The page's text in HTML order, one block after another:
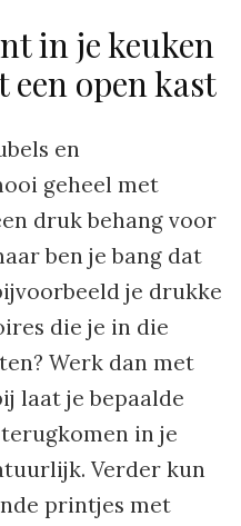
in je keuken
open kast
en
geheel met
druk behang voor
ben je bang dat
je drukke
die je in die
Werk dan met
laat je bepaalde
in je
Verder kun
printjes met